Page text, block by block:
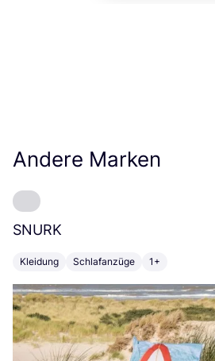
Andere Marken
SNURK
Kleidung Schlafanzüge 1+